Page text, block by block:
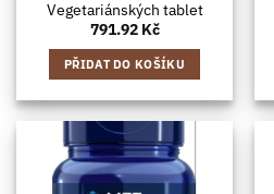
Vegetariánských tablet
791.92 Kč
PŘIDAT DO KOŠÍKU